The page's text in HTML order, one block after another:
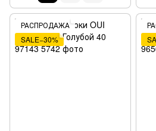
РАСПРОДАЖА
SALE−30%